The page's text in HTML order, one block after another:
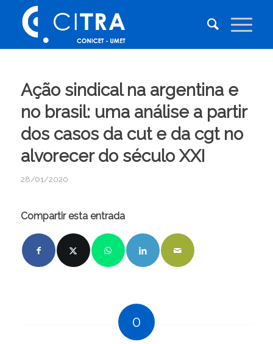
Ação sindical na argentina e
no brasil: uma análise a partir
dos casos da cut e da cgt no
alvorecer do século XXI
28/01/2020
Compartir esta entrada
0